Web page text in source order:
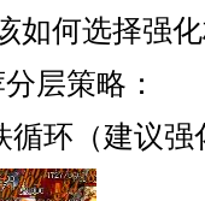
如何选择强
层策略：
循环（建议强